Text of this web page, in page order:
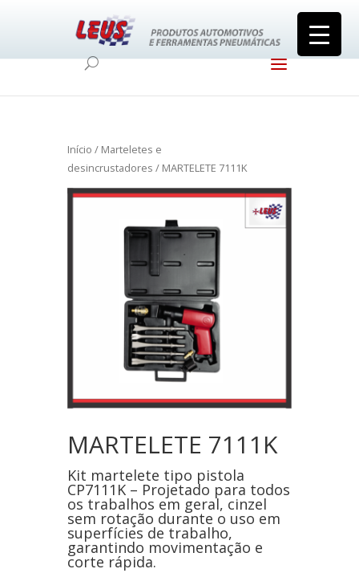
Início / Marteletes e
desincrustadores / MARTELETE 7111K
MARTELETE 7111K
Kit martelete tipo pistola
CP7111K – Projetado para todos
os trabalhos em geral, cinzel
sem rotação durante o uso em
superfícies de trabalho,
garantindo movimentação e
corte rápida.